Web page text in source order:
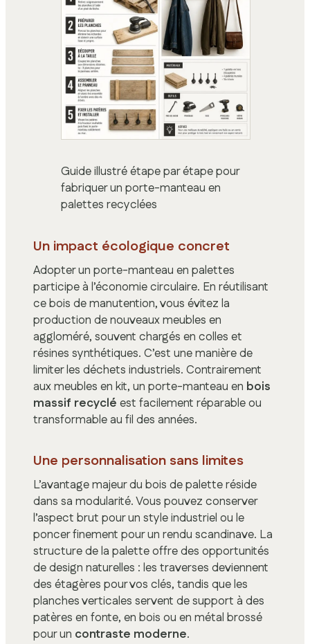
Guide illustré étape par étape pour
fabriquer un porte-manteau en
palettes recyclées
Un impact écologique concret
Adopter un porte-manteau en palettes
participe à l’économie circulaire. En réutilisant
ce bois de manutention, vous évitez la
production de nouveaux meubles en
aggloméré, souvent chargés en colles et
résines synthétiques. C’est une manière de
limiter les déchets industriels. Contrairement
aux meubles en kit, un porte-manteau en bois
massif recyclé est facilement réparable ou
transformable au fil des années.
Une personnalisation sans limites
L’avantage majeur du bois de palette réside
dans sa modularité. Vous pouvez conserver
l’aspect brut pour un style industriel ou le
poncer finement pour un rendu scandinave. La
structure de la palette offre des opportunités
de design naturelles : les traverses deviennent
des étagères pour vos clés, tandis que les
planches verticales servent de support à des
patères en fonte, en bois ou en métal brossé
pour un contraste moderne.